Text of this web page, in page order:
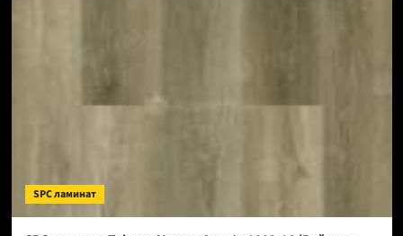
SPC ламинат